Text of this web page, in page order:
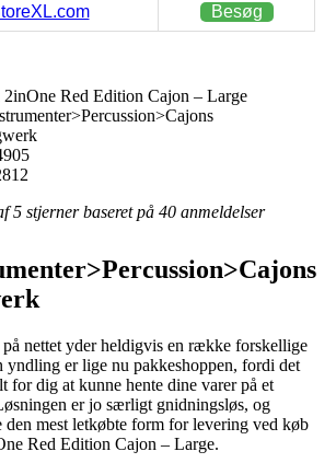
Besøg
2inOne Red Edition Cajon – Large
5 stjerner baseret på 40 anmeldelser
nettet yder heldigvis en række forskellige
yndling er lige nu pakkeshoppen, fordi det
for dig at kunne hente dine varer på et
er jo særligt gnidningsløs, og
den mest letkøbte form for levering ved køb
Red Edition Cajon – Large.